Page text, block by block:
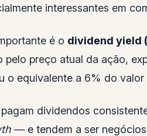
interessantes em
é o dividend yield
pelo preço atual da ação,
o equivalente a 6% do
pagam dividendos
— e tendem a ser